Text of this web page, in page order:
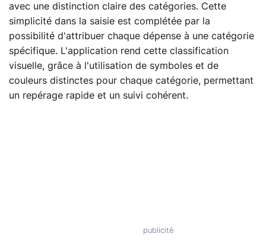
avec une distinction claire des catégories. Cette
simplicité dans la saisie est complétée par la
possibilité d'attribuer chaque dépense à une catégorie
spécifique. L'application rend cette classification
visuelle, grâce à l'utilisation de symboles et de
couleurs distinctes pour chaque catégorie, permettant
un repérage rapide et un suivi cohérent.